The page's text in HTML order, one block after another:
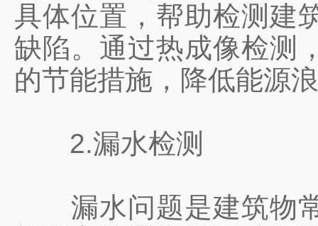
具体位置，帮助检测建
缺陷。通过热成像检测
的节能措施，降低能源
2.漏水检测
漏水问题是建筑物常